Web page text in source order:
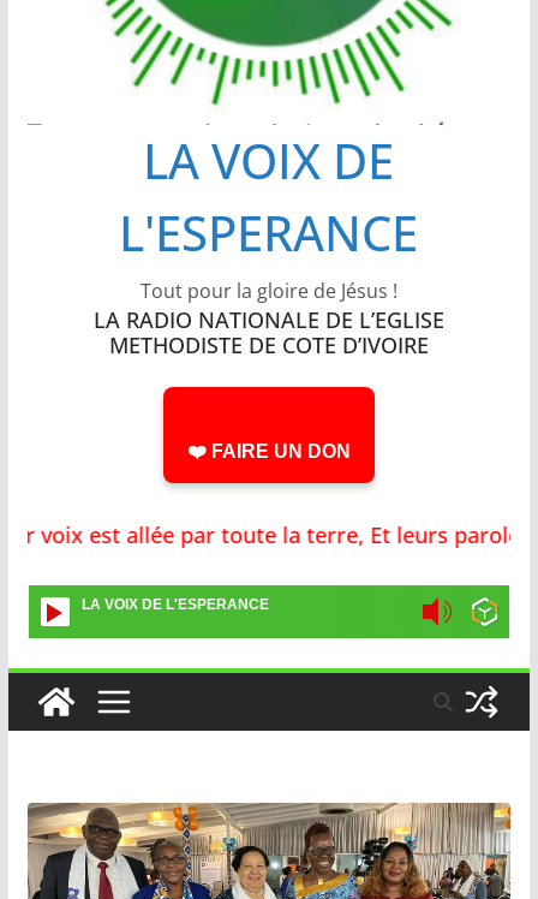
LA VOIX DE
L'ESPERANCE
Tout pour la gloire de Jésus !
LA RADIO NATIONALE DE L’EGLISE
METHODISTE DE COTE D’IVOIRE
❤️ FAIRE UN DON
est allée par toute la terre, Et leurs paroles
LA VOIX DE L'ESPERANCE